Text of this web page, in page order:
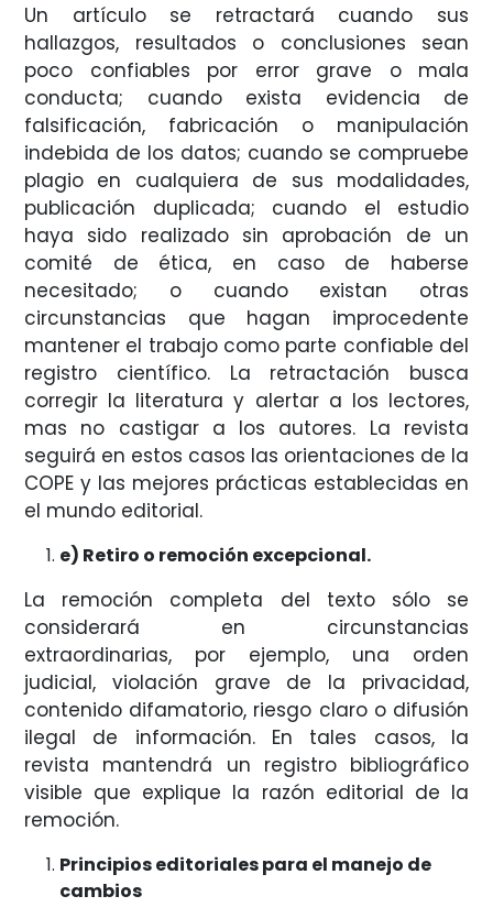
Un artículo se retractará cuando sus
hallazgos, resultados o conclusiones sean
poco confiables por error grave o mala
conducta; cuando exista evidencia de
falsificación, fabricación o manipulación
indebida de los datos; cuando se compruebe
plagio en cualquiera de sus modalidades,
publicación duplicada; cuando el estudio
haya sido realizado sin aprobación de un
comité de ética, en caso de haberse
necesitado; o cuando existan otras
circunstancias que hagan improcedente
mantener el trabajo como parte confiable del
registro científico. La retractación busca
corregir la literatura y alertar a los lectores,
mas no castigar a los autores. La revista
seguirá en estos casos las orientaciones de la
COPE y las mejores prácticas establecidas en
el mundo editorial.
e) Retiro o remoción excepcional.
La remoción completa del texto sólo se
considerará en circunstancias
extraordinarias, por ejemplo, una orden
judicial, violación grave de la privacidad,
contenido difamatorio, riesgo claro o difusión
ilegal de información. En tales casos, la
revista mantendrá un registro bibliográfico
visible que explique la razón editorial de la
remoción.
Principios editoriales para el manejo de
cambios